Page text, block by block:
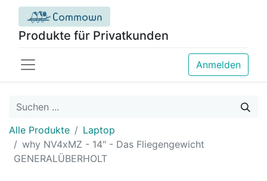
Produkte für Privatkunden
Anmelden
Alle Produkte
Laptop
why NV4xMZ - 14" - Das Fliegengewicht
GENERALÜBERHOLT